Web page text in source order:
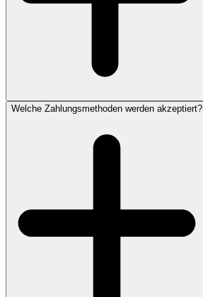
Welche Zahlungsmethoden werden akzeptiert?